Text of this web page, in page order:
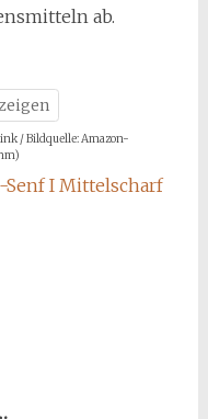
ab.
/ Bildquelle: Amazon-
Senf I Mittelscharf